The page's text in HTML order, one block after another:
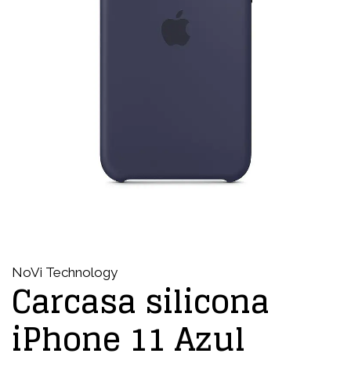
NoVi Technology
Carcasa silicona
iPhone 11 Azul